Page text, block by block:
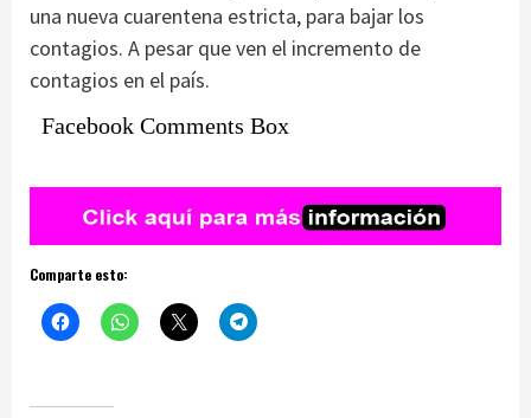
una nueva cuarentena estricta, para bajar los
contagios. A pesar que ven el incremento de
contagios en el país.
Facebook Comments Box
Comparte esto: